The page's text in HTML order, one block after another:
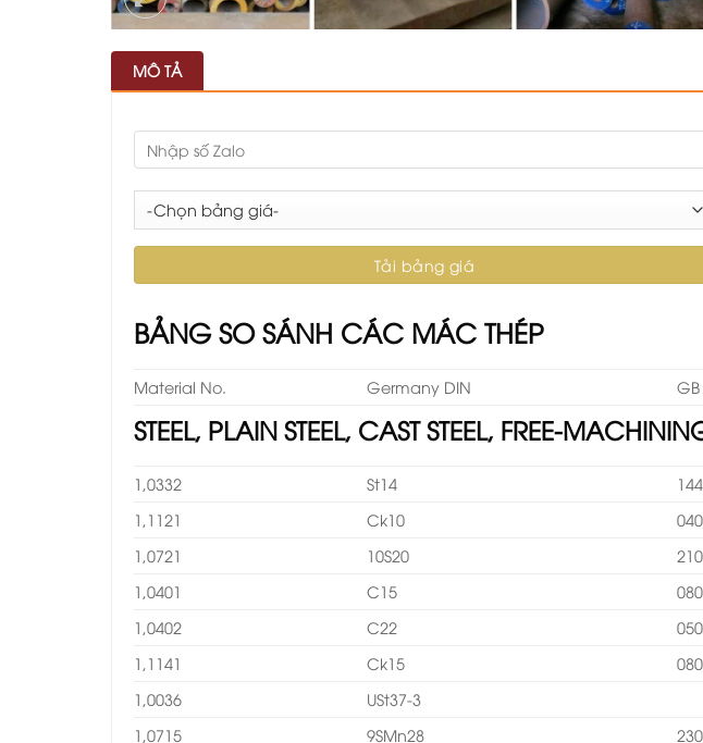
MÔ TẢ
BẢNG SO SÁNH CÁC MÁC THÉP
Material No. Germany DIN GB
STEEL, PLAIN STEEL, CAST STEEL, FREE-
1,0332 St14
1,1121
Ck10
1,0721
10S20
1,0401
C15
1,0402
C22
1,1141
Ck15
1,0036
USt37-3
1,0715
9SMn28